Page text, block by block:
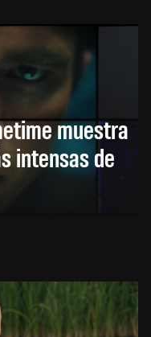
muestra
intensas de